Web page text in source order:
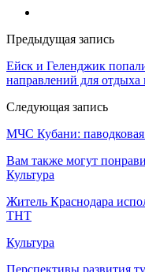
Предыдущая запись
Ейск и Геленджик
направлений для отдыха
Следующая запись
МЧС Кубани: паводковая
Вам также могут
Культура
Житель Краснодара
ТНТ
Культура
Перспективы развития